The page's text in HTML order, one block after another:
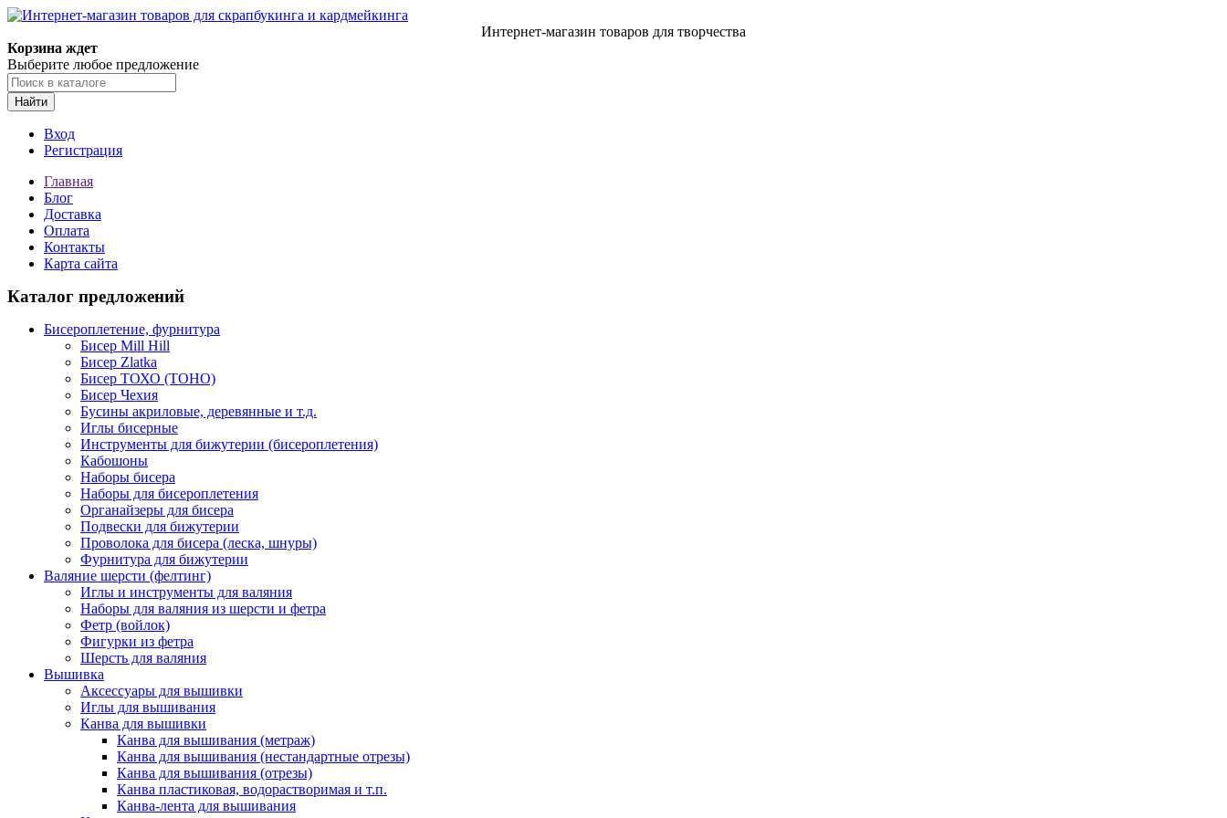
Интернет-магазин товаров для творчества
Корзина ждет
Выберите любое предложение
Найти
Вход
Регистрация
Главная
Блог
Доставка
Оплата
Контакты
Карта сайта
Каталог предложений
Бисероплетение, фурнитура
Бисер Mill Hill
Бисер Zlatka
Бисер ТОХО (TOHO)
Бисер Чехия
Бусины акриловые, деревянные и т.д.
Иглы бисерные
Инструменты для бижутерии (бисероплетения)
Кабошоны
Наборы бисера
Наборы для бисероплетения
Органайзеры для бисера
Подвески для бижутерии
Проволока для бисера (леска, шнуры)
Фурнитура для бижутерии
Валяние шерсти (фелтинг)
Иглы и инструменты для валяния
Наборы для валяния из шерсти и фетра
Фетр (войлок)
Фигурки из фетра
Шерсть для валяния
Вышивка
Аксессуары для вышивки
Иглы для вышивания
Канва для вышивки
Канва для вышивания (метраж)
Канва для вышивания (нестандартные отрезы)
Канва для вышивания (отрезы)
Канва пластиковая, водорастворимая и т.п.
Канва-лента для вышивания